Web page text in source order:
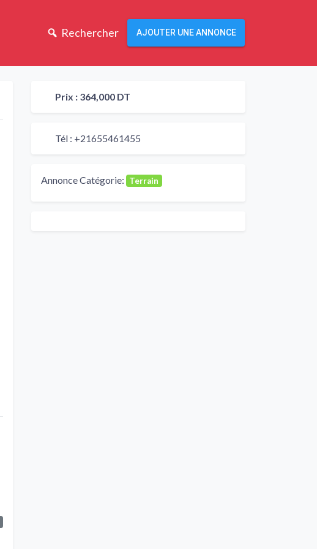
Rechercher AJOUTER UNE ANNONCE
Prix : 364,000 DT
Tél : +21655461455
Annonce Catégorie: Terrain